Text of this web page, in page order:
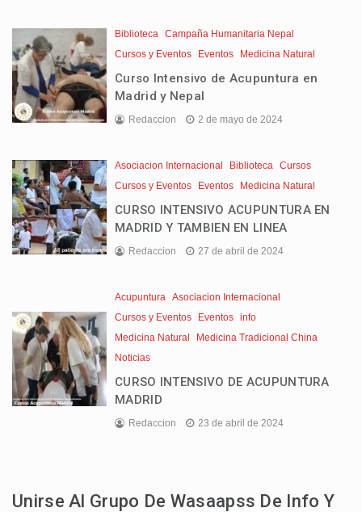
Biblioteca
Campaña Humanitaria Nepal
Cursos y Eventos
Eventos Medicina Natural
Curso Intensivo de Acupuntura en
Madrid y Nepal
Redaccion 2 de mayo de 2024
Asociacion Internacional Biblioteca
Cursos
Cursos y Eventos
Eventos Medicina Natural
CURSO INTENSIVO ACUPUNTURA EN
MADRID Y TAMBIEN EN LINEA
Redaccion 27 de abril de 2024
Acupuntura
Asociacion Internacional
Cursos y Eventos
Eventos info
Medicina Natural
Medicina Tradicional China
Noticias
CURSO INTENSIVO DE ACUPUNTURA
MADRID
Redaccion 23 de abril de 2024
Unirse Al Grupo De Wasaapss De Info Y